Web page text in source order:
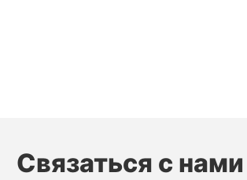
Связаться с нами